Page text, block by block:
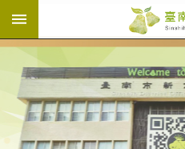
跳到主要內容區塊